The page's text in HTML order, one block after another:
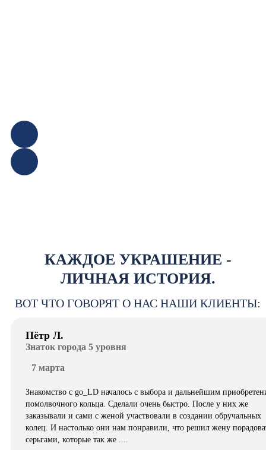
КАЖДОЕ УКРАШЕНИЕ -
ЛИЧНАЯ ИСТОРИЯ.
ВОТ ЧТО ГОВОРЯТ О НАС НАШИ КЛИЕНТЫ:
Пётр Л.
Знаток города 5 уровня
7 марта
Знакомство с go_LD началось с выбора и дальнейшим
помолвочного кольца. Сделали очень быстро. После у них же
заказывали и сами с женой участвовали в создании обручальных
колец. И настолько они нам понравили, что решил жену
серьгами, которые так же ....